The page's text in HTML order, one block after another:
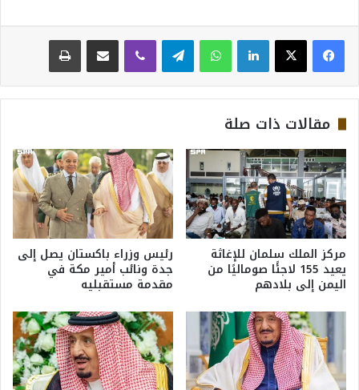
لينكدإن واتساب تيلقرام
مقالات ذات صلة
مركز الملك سلمان للإغاثة
يعيد 155 لاجئًا صوماليًا من
اليمن إلى بلادهم
رئيس وزراء باكستان يصل إلى
جدة ونائب أمير مكة في
مقدمة مستقبليه